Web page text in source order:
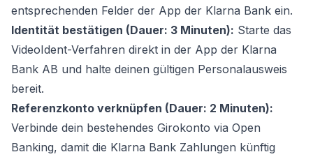
entsprechenden Felder der App der Klarna Bank ein.
Identität bestätigen (Dauer: 3 Minuten): Starte das
VideoIdent-Verfahren direkt in der App der Klarna
Bank AB und halte deinen gültigen Personalausweis
bereit.
Referenzkonto verknüpfen (Dauer: 2 Minuten):
Verbinde dein bestehendes Girokonto via Open
Banking, damit die Klarna Bank Zahlungen künftig